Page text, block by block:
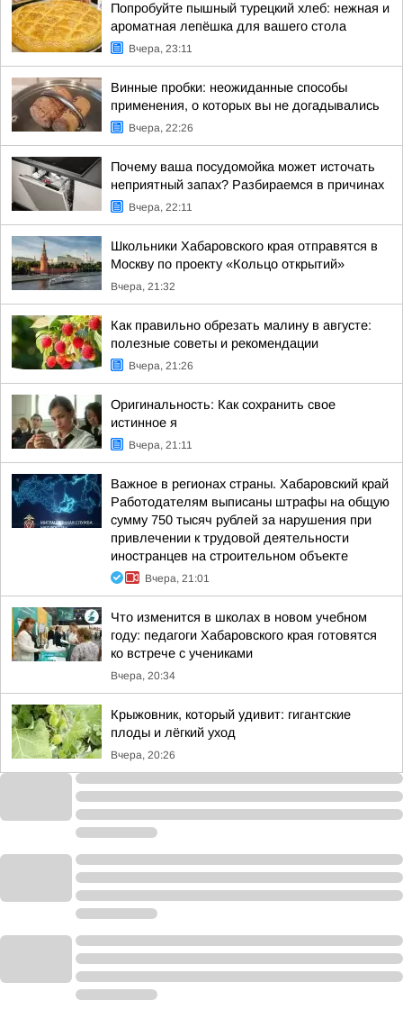
Попробуйте пышный турецкий хлеб: нежная и
ароматная лепёшка для вашего стола
Вчера, 23:11
Винные пробки: неожиданные способы
применения, о которых вы не догадывались
Вчера, 22:26
Почему ваша посудомойка может источать
неприятный запах? Разбираемся в причинах
Вчера, 22:11
Школьники Хабаровского края отправятся в
Москву по проекту «Кольцо открытий»
Вчера, 21:32
Как правильно обрезать малину в августе:
полезные советы и рекомендации
Вчера, 21:26
Оригинальность: Как сохранить свое
истинное я
Вчера, 21:11
Важное в регионах страны. Хабаровский край
Работодателям выписаны штрафы на общую
сумму 750 тысяч рублей за нарушения при
привлечении к трудовой деятельности
иностранцев на строительном объекте
Вчера, 21:01
Что изменится в школах в новом учебном
году: педагоги Хабаровского края готовятся
ко встрече с учениками
Вчера, 20:34
Крыжовник, который удивит: гигантские
плоды и лёгкий уход
Вчера, 20:26